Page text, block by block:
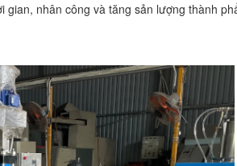
nhân công và tăng sản lượng thành